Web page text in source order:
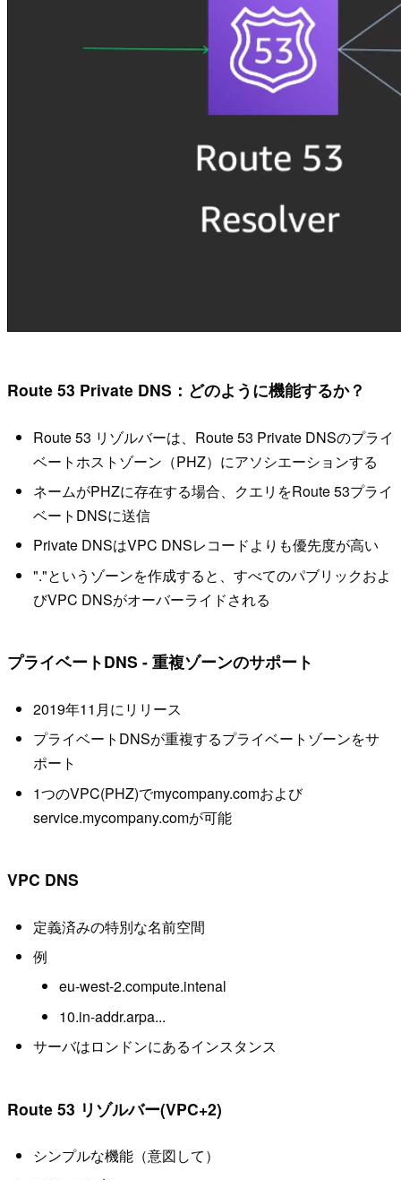
Route 53 Private DNS：どのように機能するか？
Route 53 リゾルバーは、Route 53 Private DNSのプライ
ベートホストゾーン（PHZ）にアソシエーションする
ネームがPHZに存在する場合、クエリをRoute 53プライ
ベートDNSに送信
Private DNSはVPC DNSレコードよりも優先度が高い
"."というゾーンを作成すると、すべてのパブリックおよ
びVPC DNSがオーバーライドされる
プライベートDNS - 重複ゾーンのサポート
2019年11月にリリース
プライベートDNSが重複するプライベートゾーンをサ
ポート
1つのVPC(PHZ)でmycompany.comおよび
service.mycompany.comが可能
VPC DNS
定義済みの特別な名前空間
例
eu-west-2.compute.intenal
10.in-addr.arpa...
サーバはロンドンにあるインスタンス
Route 53 リゾルバー(VPC+2)
シンプルな機能（意図して）